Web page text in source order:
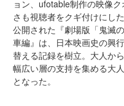
ョン、ufotable制作の映像
さも視聴者をクギ付けにし
公開された『劇場版「鬼滅
車編』は、日本映画史の興
替える記録を樹立。大人か
幅広い層の支持を集める大
となった。